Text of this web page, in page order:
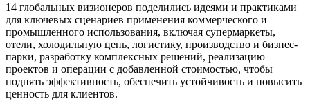
14 глобальных визионеров поделились идеями и практиками
для ключевых сценариев применения коммерческого и
промышленного использования, включая супермаркеты,
отели, холодильную цепь, логистику, производство и бизнес-
парки, разработку комплексных решений, реализацию
проектов и операции с добавленной стоимостью, чтобы
поднять эффективность, обеспечить устойчивость и повысить
ценность для клиентов.